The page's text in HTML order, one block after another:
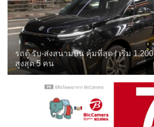
รถตู้ รับ-ส่งสนามบิน คุ้มที่สุด ! เริ่ม
สูงสุด 5 คน